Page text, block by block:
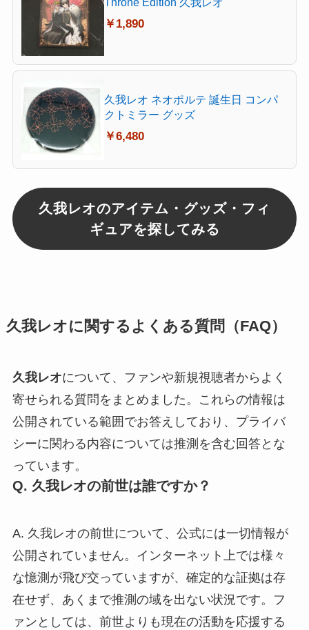
￥1,890
久我レオ ネオポルテ 誕生日 コンパ
クトミラー グッズ
￥6,480
久我レオのアイテム・グッズ・フィ
ギュアを探してみる
久我レオに関するよくある質問（FAQ）
久我レオについて、ファンや新規視聴者からよく
寄せられる質問をまとめました。これらの情報は
公開されている範囲でお答えしており、プライバ
シーに関わる内容については推測を含む回答とな
っています。
Q. 久我レオの前世は誰ですか？
A. 久我レオの前世について、公式には一切情報が
公開されていません。インターネット上では様々
な憶測が飛び交っていますが、確定的な証拠は存
在せず、あくまで推測の域を出ない状況です。フ
ァンとしては、前世よりも現在の活動を応援する